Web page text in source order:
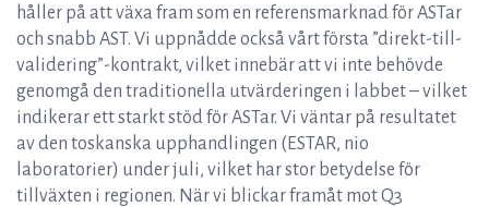
håller på att växa fram som en referensmarknad för ASTar
och snabb AST. Vi uppnådde också vårt första ”direkt-till-
validering”-kontrakt, vilket innebär att vi inte behövde
genomgå den traditionella utvärderingen i labbet – vilket
indikerar ett starkt stöd för ASTar. Vi väntar på resultatet
av den toskanska upphandlingen (ESTAR, nio
laboratorier) under juli, vilket har stor betydelse för
tillväxten i regionen. När vi blickar framåt mot Q3